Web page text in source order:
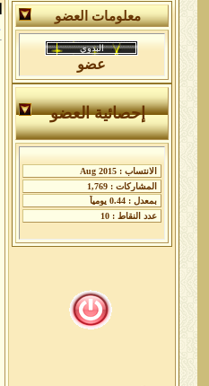
معلومات العضو
عضو
إحصائية العضو